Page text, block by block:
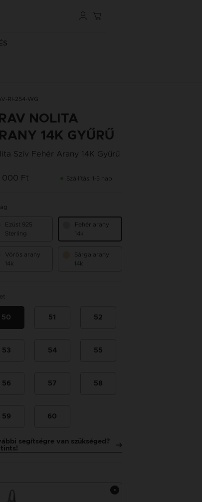
RI-254-WG
NOLITA
14K GYŰRŰ
Szív Fehér Arany 14K Gyűrű
000 Ft Szállítás: 1-3 nap
Ezüst 925
Sterling
Fehér arany
14k
Vörös arany
14k
Sárga arany
14k
50 51 52
53 54 55
56 57 58
59 60
segítségre van szükséged?